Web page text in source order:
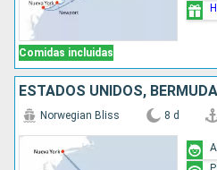
Comidas incluidas
ESTADOS UNIDOS,
Norwegian Bliss 8 d